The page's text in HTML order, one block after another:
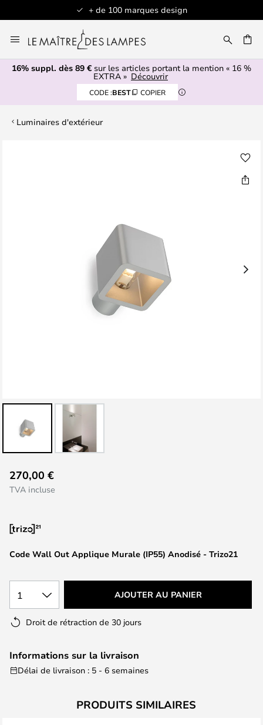
+ de 100 marques design
au
contenu
16% suppl. dès 89 € sur les articles portant la mention « 16 %
EXTRA » Découvrir
CODE :BEST COPIER
Luminaires d'extérieur
to
the
of
the
images
Code Wall Out Applique Murale (IP55) Anodisé - Trizo21
270,00 €
TVA incluse
1 AJOUTER AU PANIER
Droit de rétraction de 30 jours
Informations sur la livraison
Délai de livraison : 5 - 6 semaines
PRODUITS SIMILAIRES